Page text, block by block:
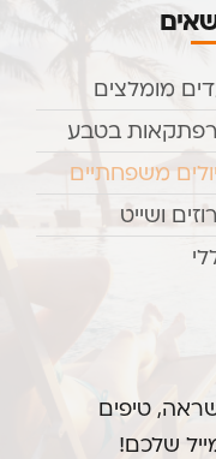
מומלצים
בטבע
משפחתיים
ושייט
טיפים
שלכם!